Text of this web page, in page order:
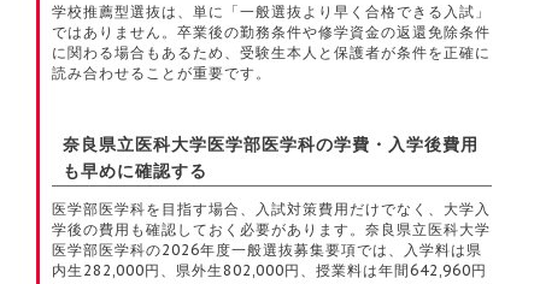
学校推薦型選抜は、単に「一般選抜より早く合格できる入試」
ではありません。卒業後の勤務条件や修学資金の返還免除条件
に関わる場合もあるため、受験生本人と保護者が条件を正確に
読み合わせることが重要です。
奈良県立医科大学医学部医学科の学費・入学後費用
も早めに確認する
医学部医学科を目指す場合、入試対策費用だけでなく、大学入
学後の費用も確認しておく必要があります。奈良県立医科大学
医学部医学科の2026年度一般選抜募集要項では、入学料は県
内生282,000円、県外生802,000円、授業料は年間642,960円